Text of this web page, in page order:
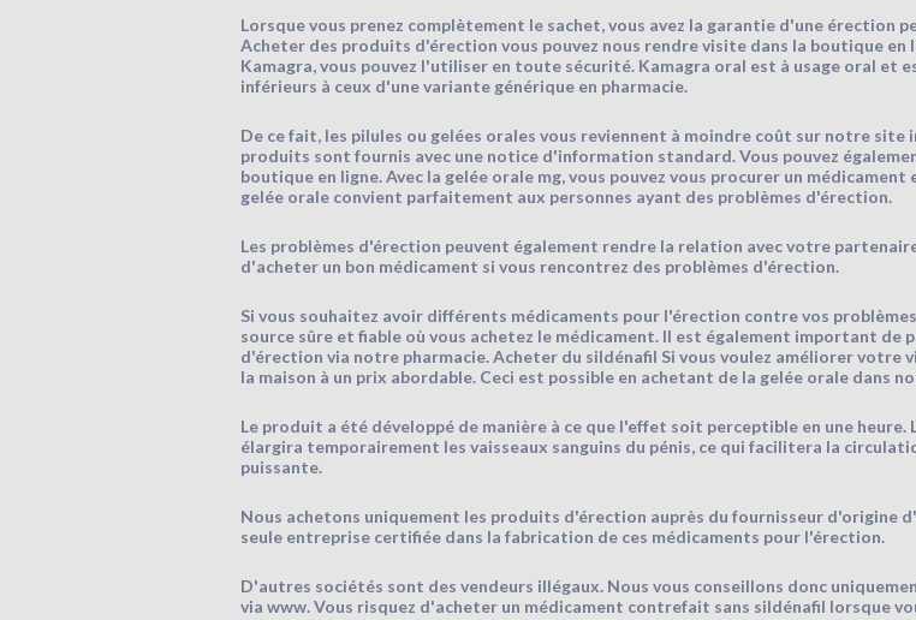
Lorsque vous prenez complètement le sachet, vous avez la garantie d'une érection
Acheter des produits d'érection vous pouvez nous rendre visite dans la boutique en
Kamagra, vous pouvez l'utiliser en toute sécurité. Kamagra oral est à usage oral et
inférieurs à ceux d'une variante générique en pharmacie.
De ce fait, les pilules ou gelées orales vous reviennent à moindre coût sur notre
produits sont fournis avec une notice d'information standard. Vous pouvez
boutique en ligne. Avec la gelée orale mg, vous pouvez vous procurer un
gelée orale convient parfaitement aux personnes ayant des problèmes d'érection.
Les problèmes d'érection peuvent également rendre la relation avec votre
d'acheter un bon médicament si vous rencontrez des problèmes d'érection.
Si vous souhaitez avoir différents médicaments pour l'érection contre vos
source sûre et fiable où vous achetez le médicament. Il est également important de
d'érection via notre pharmacie. Acheter du sildénafil Si vous voulez améliorer votre
la maison à un prix abordable. Ceci est possible en achetant de la gelée orale dans
Le produit a été développé de manière à ce que l'effet soit perceptible en une
élargira temporairement les vaisseaux sanguins du pénis, ce qui facilitera la
puissante.
Nous achetons uniquement les produits d'érection auprès du fournisseur d'origine
seule entreprise certifiée dans la fabrication de ces médicaments pour l'érection.
D'autres sociétés sont des vendeurs illégaux. Nous vous conseillons donc
via www. Vous risquez d'acheter un médicament contrefait sans sildénafil lorsque